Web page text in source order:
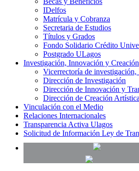
IDelfos
Matrícula y Cobranza
Secretaria de Estudios
Títulos y Grados
Fondo Solidario Crédito
Postgrado ULagos
Investigación, Innovación y Creación
Vicerrectoría de
Dirección de Investigación
Dirección de Innovación y
Dirección de Creación Artística
Vinculación con el Medio
Relaciones Internacionales
Transparencia Activa Ulagos
Solicitud de Información Ley de